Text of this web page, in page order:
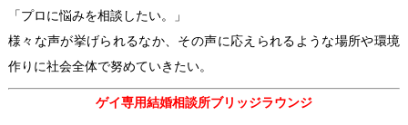
「プロに悩みを相談したい。」
様々な声が挙げられるなか、その声に応えられるような場所や環境
作りに社会全体で努めていきたい。
ゲイ専用結婚相談所ブリッジラウンジ